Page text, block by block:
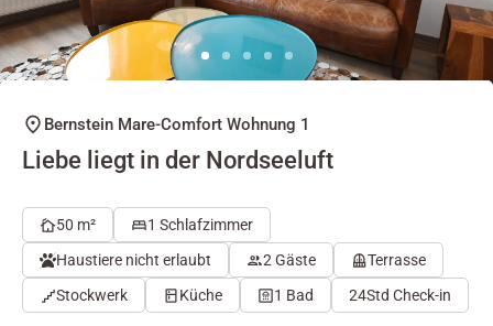
Bernstein Mare-Comfort Wohnung 1
Liebe liegt in der Nordseeluft
50 m²
1 Schlafzimmer
Haustiere nicht erlaubt
2 Gäste
Terrasse
Stockwerk
Küche 1 Bad 24Std Check-in